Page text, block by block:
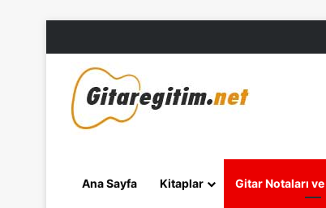
Ana Sayfa Kitaplar Gitar Notaları